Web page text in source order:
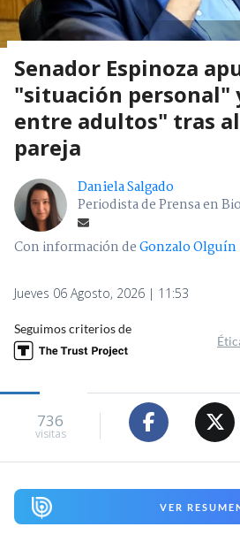
Senador Espinoza
"situación personal"
entre adultos" tras
pareja
Daniela Salgado
Periodista de Prensa en
Con información deGonzalo Olguín
Jueves 06 Agosto, 2026 | 11:53
Seguimos criterios de
736
visitas
VER